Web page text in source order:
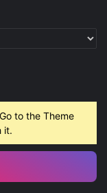
to the Theme
it.